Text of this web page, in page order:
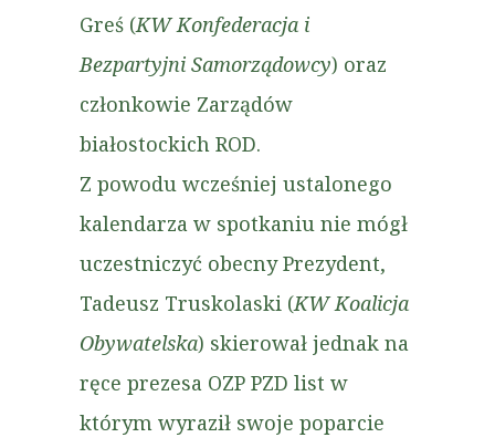
Greś (KW Konfederacja i
Bezpartyjni Samorządowcy) oraz
członkowie Zarządów
białostockich ROD.
Z powodu wcześniej ustalonego
kalendarza w spotkaniu nie mógł
uczestniczyć obecny Prezydent,
Tadeusz Truskolaski (KW Koalicja
Obywatelska) skierował jednak na
ręce prezesa OZP PZD list w
którym wyraził swoje poparcie